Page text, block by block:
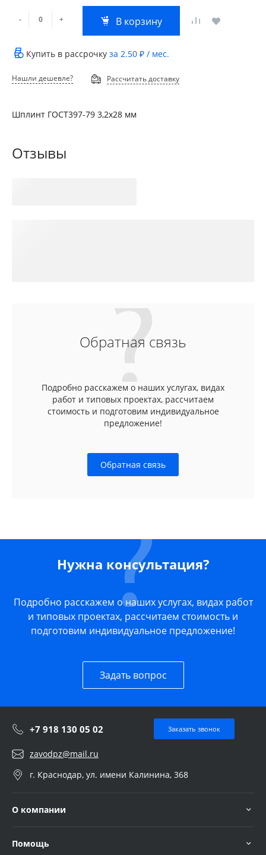
- + В корзину
Купить в рассрочку за 2.50 ₽ / мес.
Нашли дешевле? Рассчитать доставку
Шплинт ГОСТ397-79 3,2х28 мм
Отзывы
Обратная связь
Подробно расскажем о наших услугах, видах
работ и типовых проектах, рассчитаем
стоимость и подготовим индивидуальное
предложение!
Обратная связь
Нужна консультация?
Подробно расскажем о наших услугах, видах работ
и типовых проектах, рассчитаем стоимость и
подготовим индивидуальное предложение!
Задать вопрос
+7 918 130 05 02 Заказать звонок
zavodpz@mail.ru
г. Краснодар, ул. имени Калинина, 368
О компании
Помощь